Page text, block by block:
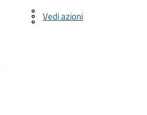
Vedi azioni